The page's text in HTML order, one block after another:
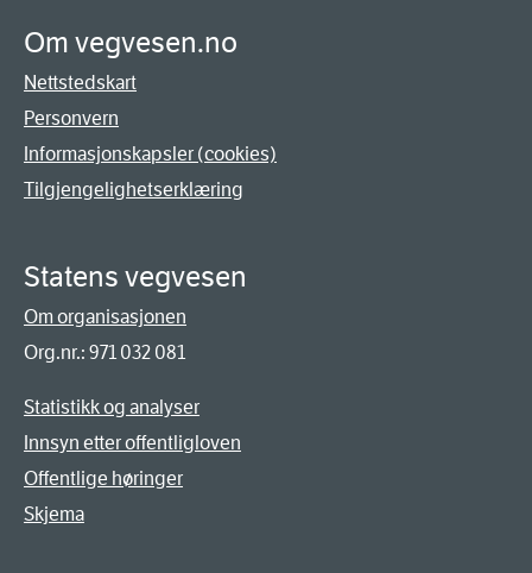
Om vegvesen.no
Nettstedskart
Personvern
Informasjonskapsler (cookies)
Tilgjengelighetserklæring
Statens vegvesen
Om organisasjonen
Org.nr.: 971 032 081
Statistikk og analyser
Innsyn etter offentligloven
Offentlige høringer
Skjema